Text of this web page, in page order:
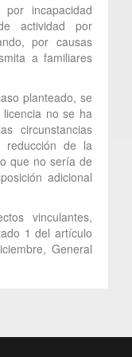
incapacidad
actividad por
por causas
a familiares
planteado, se
no se ha
circunstancias
reducción de la
que no sería de
adicional
vinculantes,
1 del artículo
General